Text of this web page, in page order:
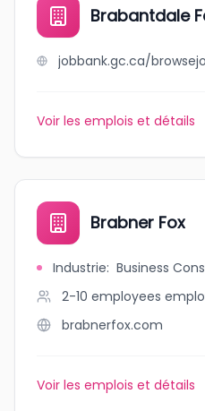
Brabantdale
Voir les emplois et détails
Brabner Fox
Industrie: Business
2-10 employees
brabnerfox.com
Voir les emplois et détails